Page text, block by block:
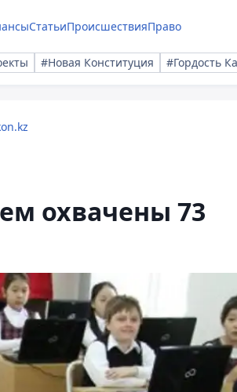
СтатьиПроисшествияПраво
#Новая Конституция #Гордость
охвачены 73